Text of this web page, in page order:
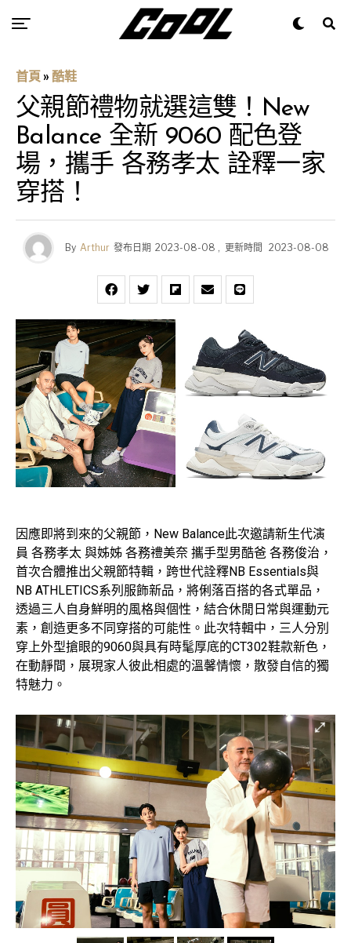
首頁 » 酷鞋
父親節禮物就選這雙！New
Balance 全新 9060 配色登
場，攜手 各務孝太 詮釋一家
穿搭！
By Arthur 發布日期 2023-08-08 , 更新時間 2023-08-08
因應即將到來的父親節，New Balance此次邀請新生代演
員 各務孝太 與姊姊 各務禮美奈 攜手型男酷爸 各務俊治，
首次合體推出父親節特輯，跨世代詮釋NB Essentials與
NB ATHLETICS系列服飾新品，將俐落百搭的各式單品，
透過三人自身鮮明的風格與個性，結合休閒日常與運動元
素，創造更多不同穿搭的可能性。此次特輯中，三人分別
穿上外型搶眼的9060與具有時髦厚底的CT302鞋款新色，
在動靜間，展現家人彼此相處的溫馨情懷，散發自信的獨
特魅力。